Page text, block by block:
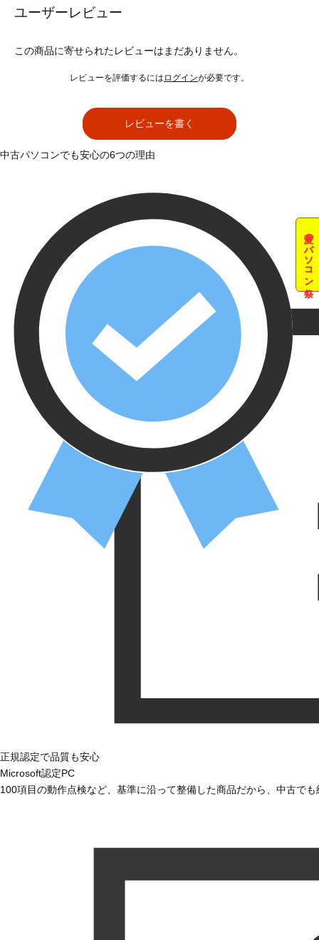
ユーザーレビュー
この商品に寄せられたレビューはまだありません。
レビューを評価するには ログインが必要です。
レビューを書く
夏のパソコン祭
中古パソコンでも安心の6つの理由
正規認定で品質も安心
Microsoft認定PC
100項目の動作点検など、基準に沿って整備した商品だから、中古で